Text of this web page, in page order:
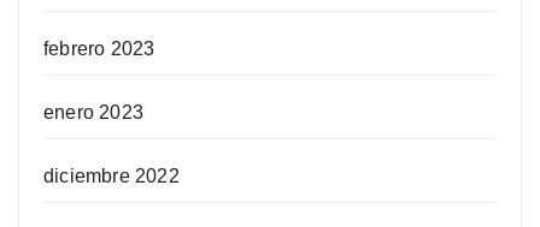
febrero 2023
enero 2023
diciembre 2022